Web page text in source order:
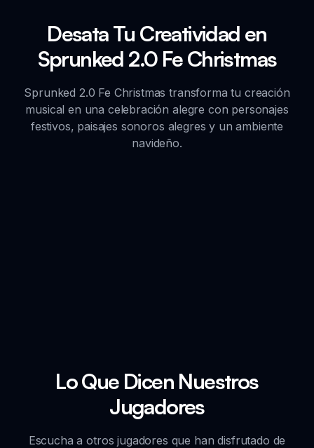
Desata Tu Creatividad en
Sprunked 2.0 Fe Christmas
Sprunked 2.0 Fe Christmas transforma tu creación
musical en una celebración alegre con personajes
festivos, paisajes sonoros alegres y un ambiente
navideño.
Lo Que Dicen Nuestros
Jugadores
Escucha a otros jugadores que han disfrutado de